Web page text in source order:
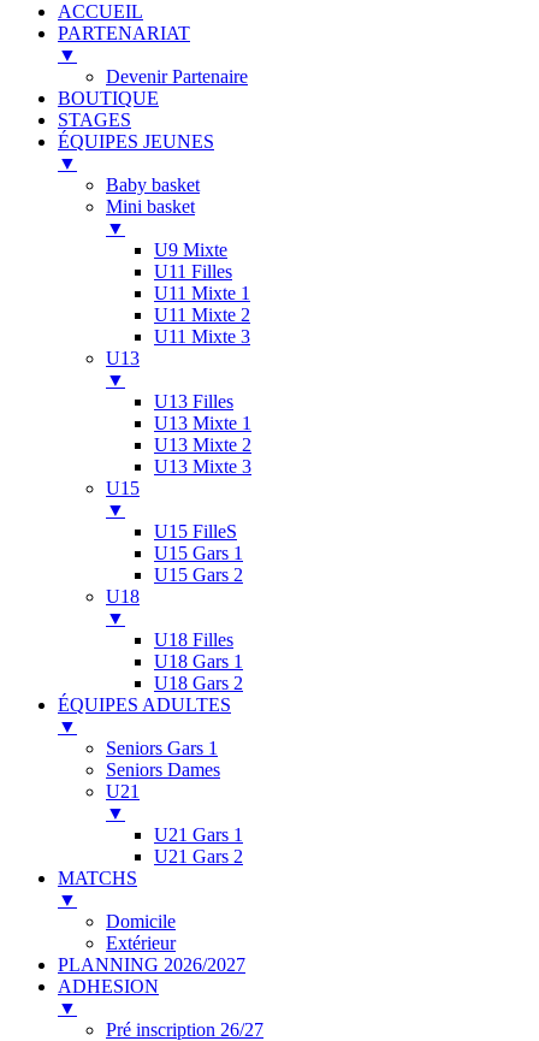
ACCUEIL
PARTENARIAT
▼
Devenir Partenaire
BOUTIQUE
STAGES
ÉQUIPES JEUNES
▼
Baby basket
Mini basket
▼
U9 Mixte
U11 Filles
U11 Mixte 1
U11 Mixte 2
U11 Mixte 3
U13
▼
U13 Filles
U13 Mixte 1
U13 Mixte 2
U13 Mixte 3
U15
▼
U15 FilleS
U15 Gars 1
U15 Gars 2
U18
▼
U18 Filles
U18 Gars 1
U18 Gars 2
ÉQUIPES ADULTES
▼
Seniors Gars 1
Seniors Dames
U21
▼
U21 Gars 1
U21 Gars 2
MATCHS
▼
Domicile
Extérieur
PLANNING 2026/2027
ADHESION
▼
Pré inscription 26/27